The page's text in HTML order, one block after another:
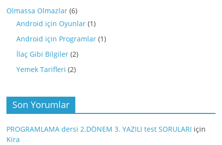
Olmassa Olmazlar (6)
Android için Oyunlar (1)
Android için Programlar (1)
İlaç Gibi Bilgiler (2)
Yemek Tarifleri (2)
Son Yorumlar
PROGRAMLAMA dersi 2.DÖNEM 3. YAZILI test SORULARI için
Kira